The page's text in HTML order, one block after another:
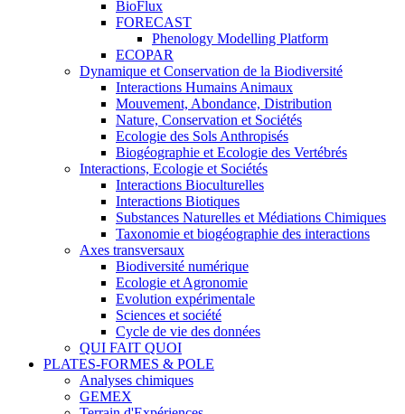
BioFlux
FORECAST
Phenology Modelling Platform
ECOPAR
Dynamique et Conservation de la Biodiversité
Interactions Humains Animaux
Mouvement, Abondance, Distribution
Nature, Conservation et Sociétés
Ecologie des Sols Anthropisés
Biogéographie et Ecologie des Vertébrés
Interactions, Ecologie et Sociétés
Interactions Bioculturelles
Interactions Biotiques
Substances Naturelles et Médiations Chimiques
Taxonomie et biogéographie des interactions
Axes transversaux
Biodiversité numérique
Ecologie et Agronomie
Evolution expérimentale
Sciences et société
Cycle de vie des données
QUI FAIT QUOI
PLATES-FORMES & POLE
Analyses chimiques
GEMEX